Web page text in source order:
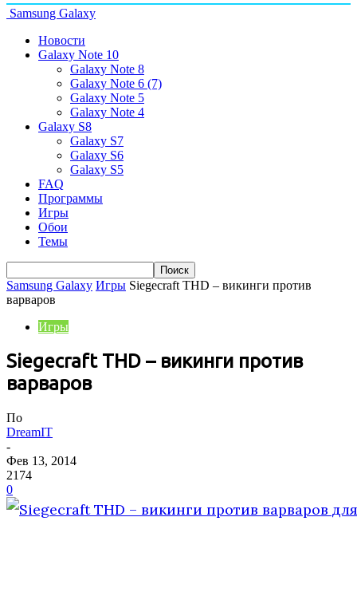
Samsung Galaxy
Новости
Galaxy Note 10
Galaxy Note 8
Galaxy Note 6 (7)
Galaxy Note 5
Galaxy Note 4
Galaxy S8
Galaxy S7
Galaxy S6
Galaxy S5
FAQ
Программы
Игры
Обои
Темы
Samsung Galaxy Игры Siegecraft THD – викинги против
варваров
Игры
Siegecraft THD – викинги против
варваров
По
DreamIT
-
Фев 13, 2014
2174
0